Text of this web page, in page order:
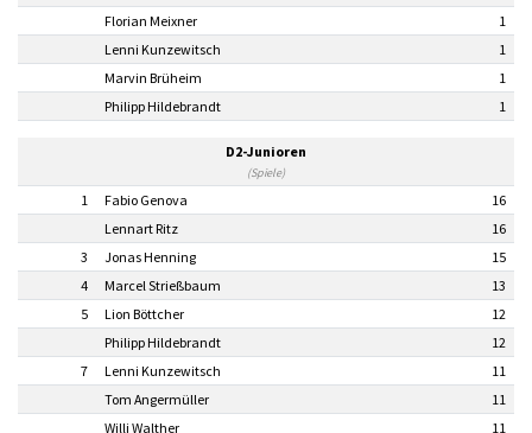
Florian Meixner
1
Lenni Kunzewitsch
1
Marvin Brüheim
1
Philipp Hildebrandt
1
D2-Junioren
(Spiele)
1 Fabio Genova
16
Lennart Ritz
16
3
Jonas Henning
15
4
Marcel Strießbaum
13
5
Lion Böttcher
12
Philipp Hildebrandt
12
7
Lenni Kunzewitsch
11
Tom Angermüller
11
Willi Walther
11